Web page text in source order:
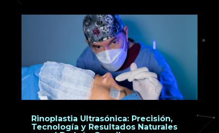
Rinoplastia Ultrasónica: Precisión,
Tecnología y Resultados Naturales